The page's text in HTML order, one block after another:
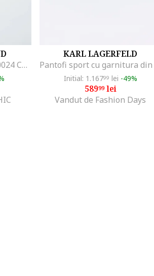
Pantofi sport barbati 20024 CPB, Negru
KARL LAGERFELD
Initial: 1.16799 lei -49%
58999lei
Vandut de Fashion Days